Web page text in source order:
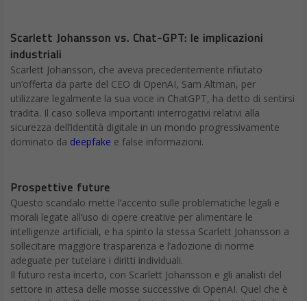
Scarlett Johansson vs. Chat-GPT: le implicazioni
industriali
Scarlett Johansson, che aveva precedentemente rifiutato
un’offerta da parte del CEO di OpenAI, Sam Altman, per
utilizzare legalmente la sua voce in ChatGPT, ha detto di sentirsi
tradita. Il caso solleva importanti interrogativi relativi alla
sicurezza dell’identità digitale in un mondo progressivamente
dominato da deepfake e false informazioni.
Prospettive future
Questo scandalo mette l’accento sulle problematiche legali e
morali legate all’uso di opere creative per alimentare le
intelligenze artificiali, e ha spinto la stessa Scarlett Johansson a
sollecitare maggiore trasparenza e l’adozione di norme
adeguate per tutelare i diritti individuali.
Il futuro resta incerto, con Scarlett Johansson e gli analisti del
settore in attesa delle mosse successive di OpenAI. Quel che è